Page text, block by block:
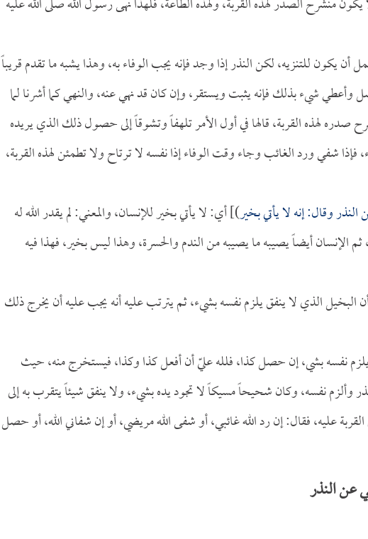
يكون للتنزيه، لكن النذر إذا وجد فإنه يجب الوفاء به، وهذا يشبه ما تقدم قريباً
وأعطي شيء بذلك فإنه يثبت ويستقر، وإن كان قد نهي عنه، والنهي كما أشرنا لما
لهذه القربة، قالها في أول الأمر تلهفاً وتشوقاً إلى حصول ذلك الذي يريده
شفي ورد الغائب وجاء وقت الوفاء إذا نفسه لا ترتاح ولا تطمئن لهذه القربة،
وقال: إنه لا يأتي بخير)] أي: لا يأتي بخير للإنسان، والمعني: لم يقدر الله له
ثم الإنسان أيضاً يصيبه ما يصيبه من الندم والحسرة، وهذا ليس بخير، فهذا فيه
البخيل الذي لا ينفق يلزم نفسه بشيء، ثم يترتب عليه أنه يجب عليه أن يخرج ذلك
يلزم نفسه بشي، إن حصل كذا، فلله عليّ أن أفعل كذا وكذا، فيستخرج منه، حيث
نفسه، وكان شحيحاً مسيكاً لا تجود يده بشيء، ولا ينفق شيئاً يتقرب به إلى
عليه، فقال: إن رد الله غائبي، أو شفى الله مريضي، أو إن شفاني الله، أو حصل
عن النذر